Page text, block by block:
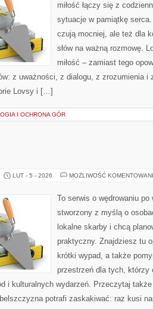
miłość łączy się z
sytuacje w pamiątkę
czują mocniej, ale też dla
słów na ważną rozmowę.
miłość – zamiast tego
z uważności, z dialogu, z zrozumienia i
Lovsy i […]
I OCHRONA GÓR
LUT - 5 - 2026 MOŻLIWOŚĆ
To serwis o wędrowaniu
stworzony z myślą o
lokalne skarby i chcą
praktyczny. Znajdziesz tu
krótki wypad, a także
przestrzeń dla tych, którzy
i kulturalnych wydarzeń. Przeczytaj
potrafi zaskakiwać: raz kusi